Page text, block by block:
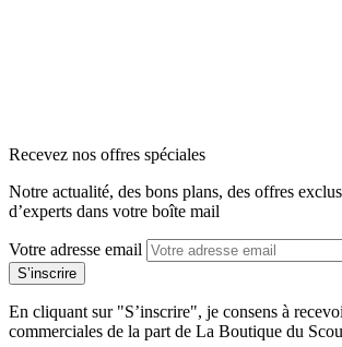
Recevez nos offres spéciales
Notre actualité, des bons plans, des offres
d’experts dans votre boîte mail
Votre adresse email
En cliquant sur "S’inscrire", je consens à
commerciales de la part de La Boutique du